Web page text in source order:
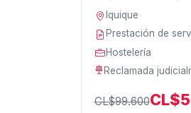
Iquique
Prestación de
Hostelería
Reclamada
CL$99.600